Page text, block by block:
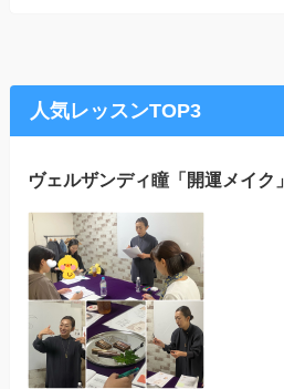
人気レッスンTOP3
ヴェルザンディ瞳「開運メイク」